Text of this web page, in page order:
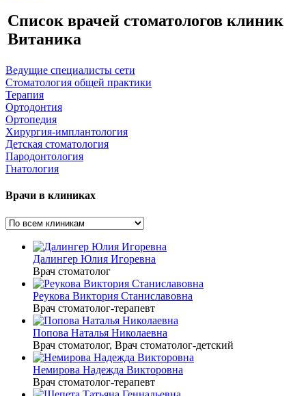
звонок
Список врачей стоматологов клиник
Витаника
Ведущие специалисты сети
Стоматология общей практики
Терапия
Ортодонтия
Ортопедия
Хирургия-имплантология
Детская стоматология
Пародонтология
Гнатология
Врачи в клиниках
Далингер Юлия Игоревна
Врач стоматолог
Реукова Виктория Станиславовна
Врач стоматолог-терапевт
Попова Наталья Николаевна
Врач стоматолог, Врач стоматолог-детский
Немирова Надежда Викторовна
Врач стоматолог-терапевт